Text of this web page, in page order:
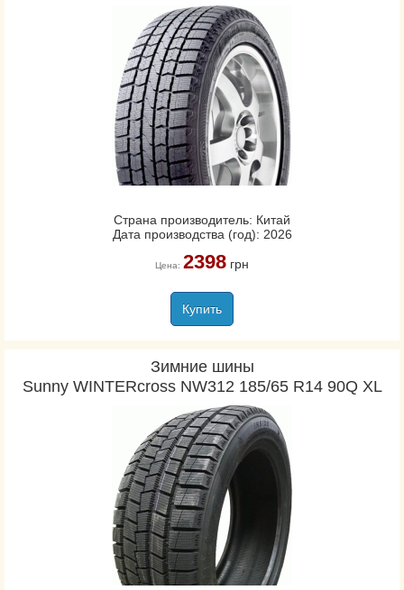
Страна производитель: Китай
Дата производства (год): 2026
Цена: 2398грн
Купить
Зимние шины
Sunny WINTERcross NW312 185/65 R14 90Q XL